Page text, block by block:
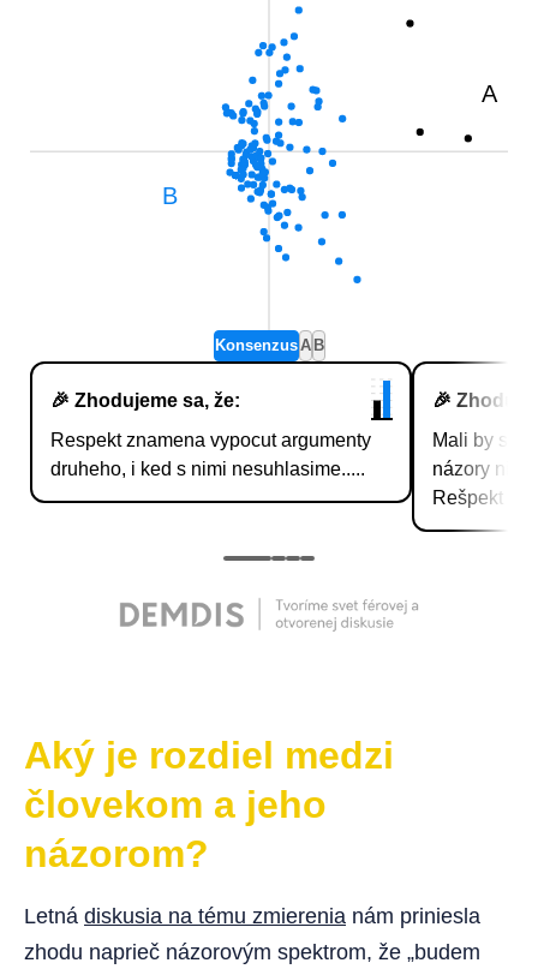
Aký je rozdiel medzi
človekom a jeho
názorom?
Letná diskusia na tému zmierenia nám priniesla
zhodu naprieč názorovým spektrom, že „budem